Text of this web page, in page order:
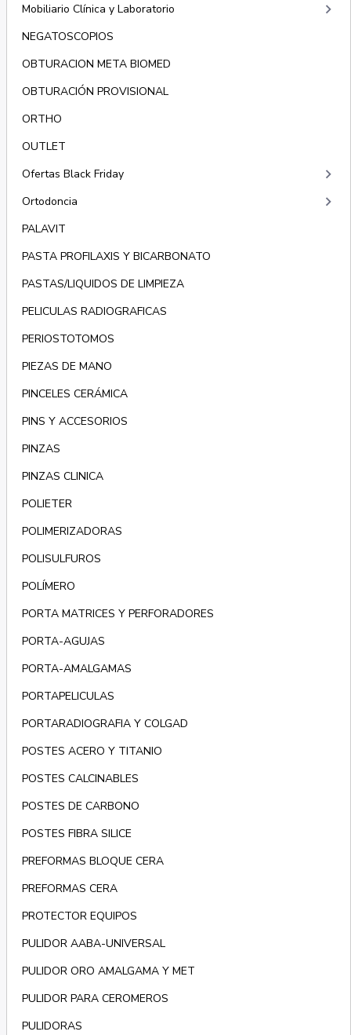
Mobiliario Clínica y Laboratorio keyboard_arrow_right
NEGATOSCOPIOS
OBTURACION META BIOMED
OBTURACIÓN PROVISIONAL
ORTHO
OUTLET
Ofertas Black Friday
keyboard_arrow_right
Ortodoncia keyboard_arrow_right
PALAVIT
PASTA PROFILAXIS Y BICARBONATO
PASTAS/LIQUIDOS DE LIMPIEZA
PELICULAS RADIOGRAFICAS
PERIOSTOTOMOS
PIEZAS DE MANO
PINCELES CERÁMICA
PINS Y ACCESORIOS
PINZAS
PINZAS CLINICA
POLIETER
POLIMERIZADORAS
POLISULFUROS
POLÍMERO
PORTA MATRICES Y PERFORADORES
PORTA-AGUJAS
PORTA-AMALGAMAS
PORTAPELICULAS
PORTARADIOGRAFIA Y COLGAD
POSTES ACERO Y TITANIO
POSTES CALCINABLES
POSTES DE CARBONO
POSTES FIBRA SILICE
PREFORMAS BLOQUE CERA
PREFORMAS CERA
PROTECTOR EQUIPOS
PULIDOR AABA-UNIVERSAL
PULIDOR ORO AMALGAMA Y MET
PULIDOR PARA CEROMEROS
PULIDORAS